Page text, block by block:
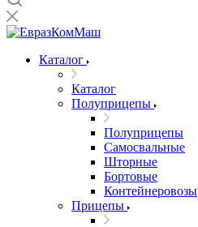
Каталог
Каталог
Полуприцепы
Полуприцепы
Самосвальные
Шторные
Бортовые
Контейнеровозы
Прицепы